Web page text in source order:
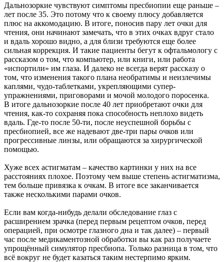
Дальнозоркие чувствуют симптомы пресбиопии еще раньше –
лет после 35. Это потому что к своему плюсу добавляется
плюс на аккомодацию. В итоге, поносив пару лет очки для
чтения, они начинают замечать, что в этих очках вдруг стало
и вдаль хорошо видно, а для близи требуются еще более
сильная коррекция. И такие пациенты бегут к офтальмологу с
рассказом о том, что компьютер, или книги, или работа
«испортили» им глаза. И далеко не всегда верят рассказу о
том, что изменения такого плана необратимы и неизлечимы
каплями, чудо-таблетками, укрепляющими супер-
упражнениями, приговорами и мочой молодого поросенка.
В итоге дальнозоркие после 40 лет приобретают очки для
чтения, как-то сохраняя пока способность неплохо видеть
вдаль. Где-то после 50-ти, после неуспешной борьбы с
пресбиопией, все же надевают две-три пары очков или
прогрессивные линзы, или обращаются за хирургической
помощью.
Хуже всех астигматам – качество картинки у них на все
расстояниях плохое. Поэтому чем выше степень астигматизма,
тем больше привязка к очкам. В итоге все заканчивается
также несколькими парами очков.
Если вам когда-нибудь делали обследование глаз с
расширением зрачка (перед первым рецептом очков, перед
операцией, при осмотре глазного дна и так далее) – первый
час после медикаментозной обработки вы как раз получаете
упрощённый симулятор пресбиопа. Только разница в том, что
всё вокруг не будет казаться таким нестерпимо ярким.